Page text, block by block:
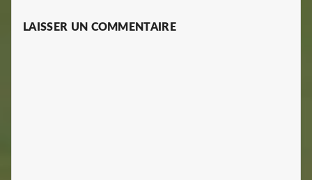
LAISSER UN COMMENTAIRE